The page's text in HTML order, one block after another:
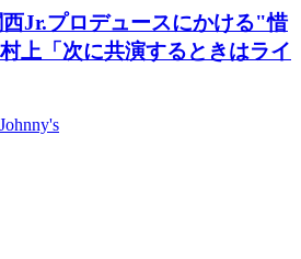
Jr.プロデュースにかける"惜
上「次に共演するときはライ
Johnny's